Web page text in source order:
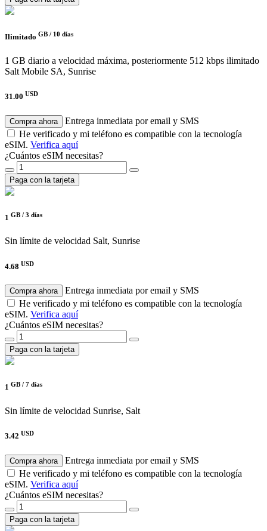
Ilimitado GB / 10 días
1 GB diario a velocidad máxima, posteriormente 512 kbps ilimitado
Salt Mobile SA, Sunrise
31.00 USD
Compra ahora
Entrega inmediata por email y SMS
He verificado y mi teléfono es compatible con la tecnología
eSIM. Verifica aquí
¿Cuántos eSIM necesitas?
Paga con la tarjeta
1 GB / 3 días
Sin límite de velocidad Salt, Sunrise
4.68 USD
Compra ahora
Entrega inmediata por email y SMS
He verificado y mi teléfono es compatible con la tecnología
eSIM. Verifica aquí
¿Cuántos eSIM necesitas?
Paga con la tarjeta
1 GB / 7 días
Sin límite de velocidad Sunrise, Salt
3.42 USD
Compra ahora
Entrega inmediata por email y SMS
He verificado y mi teléfono es compatible con la tecnología
eSIM. Verifica aquí
¿Cuántos eSIM necesitas?
Paga con la tarjeta